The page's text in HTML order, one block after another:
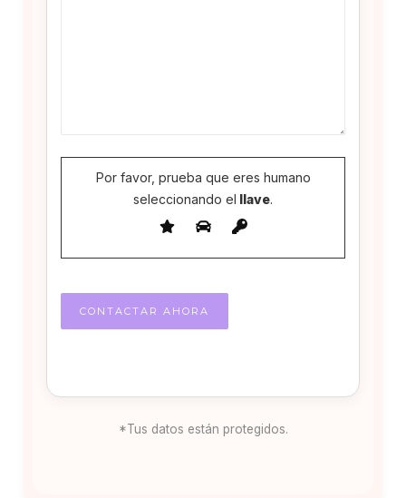
Por favor, prueba que eres humano
seleccionando el llave.
*Tus datos están protegidos.